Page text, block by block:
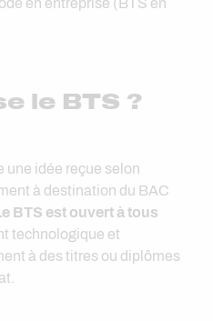
en entreprise (BTS en
le BTS ?
une idée reçue selon
à destination du BAC
BTS est ouvert à tous
technologique et
à des titres ou diplômes